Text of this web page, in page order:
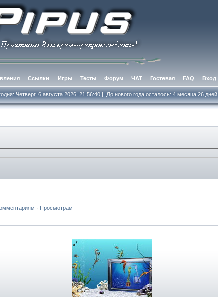
Ссылки Игры Тесты Форум ЧАТ Гостевая FAQ Вход
Четверг, 6 августа 2026, 21:56:40 | До нового года осталось: 4 месяцa 26 дней
· Просмотрам